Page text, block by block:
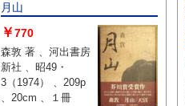
月山
￥770
森敦 著 、河出書房
新社 、昭49・
3（1974） 、209p
、20cm 、１冊